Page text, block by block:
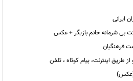
بی شرمانه خانم بازیگر + عکس
طریق اینترنت، پیام کوتاه ، تلفن
(عکس)